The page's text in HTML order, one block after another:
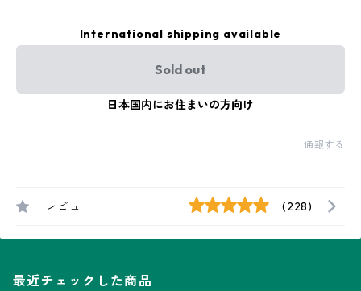
International shipping available
Sold out
日本国内にお住まいの方向け
通報する
レビュー (228)
最近チェックした商品